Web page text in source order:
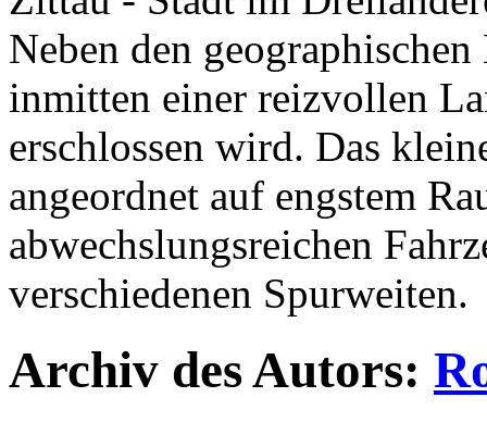
Neben den
inmitten einer reizvollen
erschlossen wird. Das
angeordnet auf engstem
abwechslungsreichen
verschiedenen Spurweiten.
Archiv des Autors: